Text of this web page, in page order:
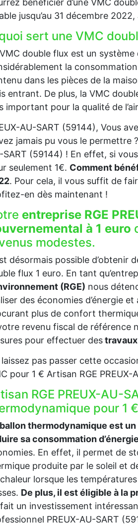
bénéficier d’une VMC
jusqu’au 31 décembre
sert une VMC
double flux est un
la
dans les pièces de la
entrant. De plus, la VMC
important pour la qualité de
AU-SART (59144), Vous
jamais pu vous le permettre
SART (59144) ! En effet, si
seulement 1€. Comment
. Pour cela, il vous suffit de
en dès maintenant !
entreprise RGE
à 1 euro
modestes.
désormais possible d’obtenir
flux 1 euro. En tant
(RGE) nous
des économies d’énergie
plus de confort
revenu fiscal de référence
pour effectuer des
laissez pas passer cette
pour 1 € Artisan RGE
RGE PREUX-AU-
pour 1 €
thermodynamique est
sa consommation d’énergie
En effet, il permet de
produite par le soleil et
lorsque les
De plus, il est éligible à la
un investissement
PREUX-AU-SART